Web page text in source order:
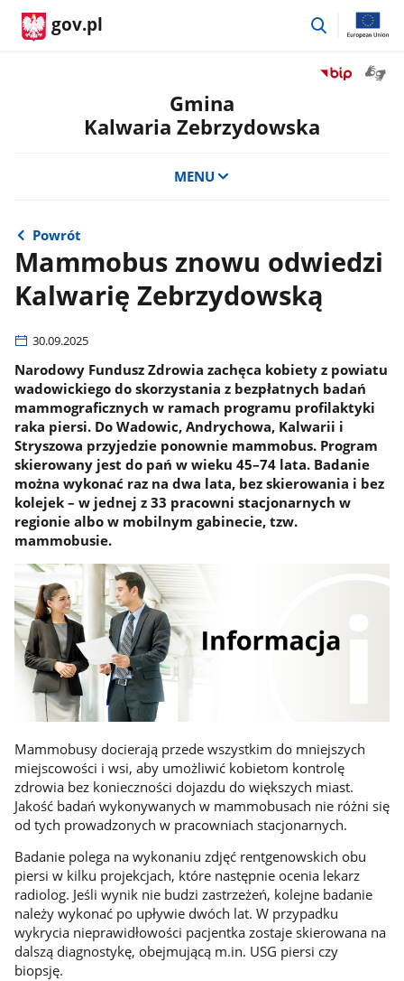
gov.pl
przejdź
Przejdź
Gmina
Kalwaria Zebrzydowska
MENU
Powrót
Mammobus znowu odwiedzi
Kalwarię Zebrzydowską
30.09.2025
Narodowy Fundusz Zdrowia zachęca kobiety z powiatu
wadowickiego do skorzystania z bezpłatnych badań
mammograficznych w ramach programu profilaktyki
raka piersi. Do Wadowic, Andrychowa, Kalwarii i
Stryszowa przyjedzie ponownie mammobus. Program
skierowany jest do pań w wieku 45–74 lata. Badanie
można wykonać raz na dwa lata, bez skierowania i bez
kolejek – w jednej z 33 pracowni stacjonarnych w
regionie albo w mobilnym gabinecie, tzw.
mammobusie.
Mammobusy docierają przede wszystkim do mniejszych
miejscowości i wsi, aby umożliwić kobietom kontrolę
zdrowia bez konieczności dojazdu do większych miast.
Jakość badań wykonywanych w mammobusach nie różni się
od tych prowadzonych w pracowniach stacjonarnych.
Badanie polega na wykonaniu zdjęć rentgenowskich obu
piersi w kilku projekcjach, które następnie ocenia lekarz
radiolog. Jeśli wynik nie budzi zastrzeżeń, kolejne badanie
należy wykonać po upływie dwóch lat. W przypadku
wykrycia nieprawidłowości pacjentka zostaje skierowana na
dalszą diagnostykę, obejmującą m.in. USG piersi czy
biopsję.